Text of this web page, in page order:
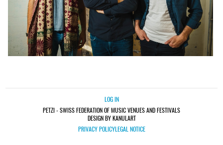
LOG IN
PETZI - SWISS FEDERATION OF MUSIC VENUES AND FESTIVALS
DESIGN BY KANULART
PRIVACY POLICYLEGAL NOTICE